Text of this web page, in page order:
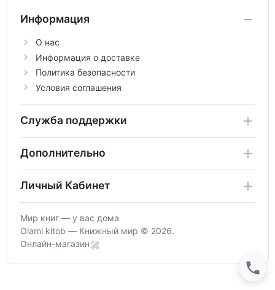
Информация
О нас
Информация о доставке
Политика безопасности
Условия соглашения
Служба поддержки
Дополнительно
Личный Кабинет
Мир книг — у вас дома
Olami kitob — Книжный мир © 2026.
Онлайн-магазин